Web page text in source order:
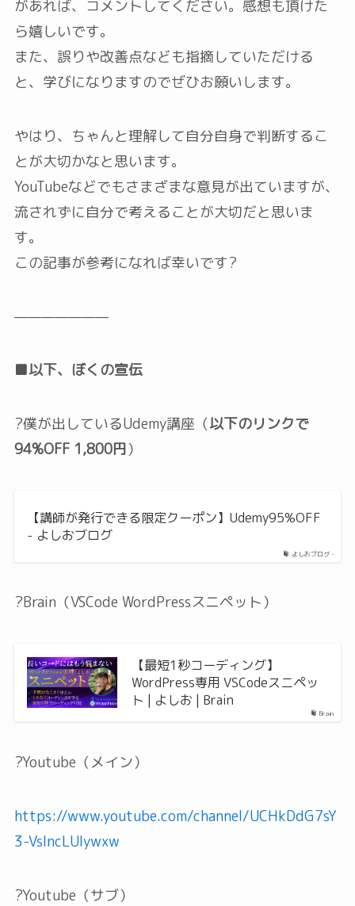
があれば、コメントしてください。感想も頂けた
ら嬉しいです。
また、誤りや改善点なども指摘していただける
と、学びになりますのでぜひお願いします。
やはり、ちゃんと理解して自分自身で判断するこ
とが大切かなと思います。
YouTubeなどでもさまざまな意見が出ていますが、
流されずに自分で考えることが大切だと思いま
す。
この記事が参考になれば幸いです?
———————
■以下、ぼくの宣伝
?僕が出しているUdemy講座（以下のリンクで
94%OFF 1,800円）
よしおブログ -
【講師が発行できる限定クーポン】Udemy95%OFF
- よしおブログ
?Brain（VSCode WordPressスニペット）
Brain
【最短1秒コーディング】
WordPress専用 VSCodeスニペッ
ト | よしお | Brain
?Youtube（メイン）
https://www.youtube.com/channel/UCHkDdG7sY
3-VsIncLUlywxw
?Youtube（サブ）